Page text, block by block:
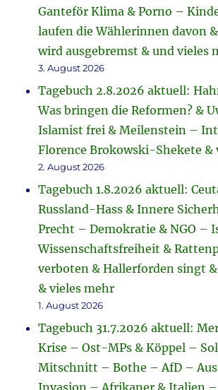
Ganteför Klima & Porno –
laufen die Wählerinnen davon
wird ausgebremst & und vieles
3. August 2026
Tagebuch 2.8.2026 aktuell:
Was bringen die Reformen? &
Islamist frei & Meilenstein –
Florence Brokowski-Shekete &
2. August 2026
Tagebuch 1.8.2026 aktuell:
Russland-Hass & Innere
Precht – Demokratie & NGO –
Wissenschaftsfreiheit &
verboten & Hallerforden singt &
& vieles mehr
1. August 2026
Tagebuch 31.7.2026 aktuell:
Krise – Ost-MPs & Köppel –
Mitschnitt – Bothe – AfD –